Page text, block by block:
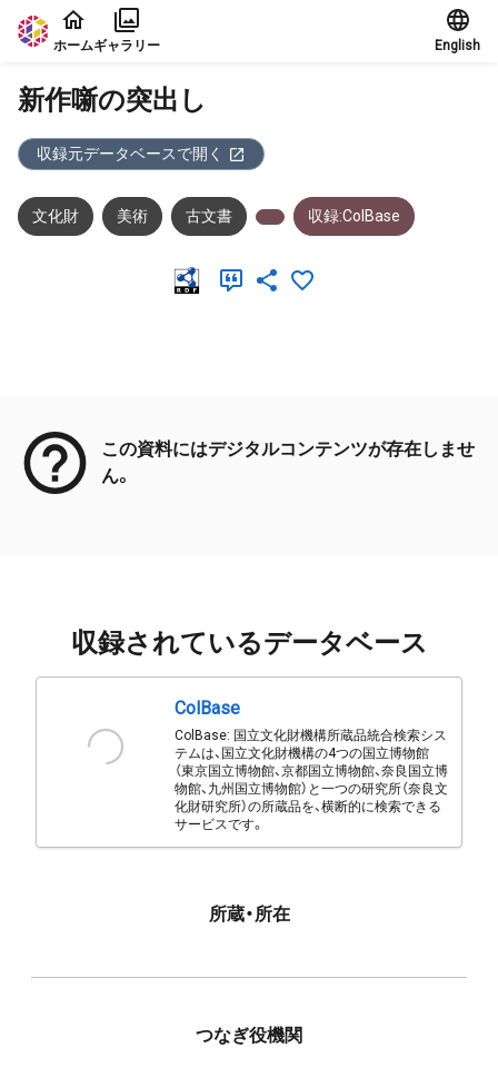
本文に飛ぶ
ホームギャラリー English
新作噺の突出し
収録元データベースで開く
文化財 美術 古文書 収録:ColBase
この資料にはデジタルコンテンツが存在しませ
ん。
収録されているデータベース
ColBase
ColBase: 国立文化財機構所蔵品統合検索シス
テムは、国立文化財機構の4つの国立博物館
（東京国立博物館、京都国立博物館、奈良国立博
物館、九州国立博物館）と一つの研究所（奈良文
化財研究所）の所蔵品を、横断的に検索できる
サービスです。
所蔵・所在
つなぎ役機関